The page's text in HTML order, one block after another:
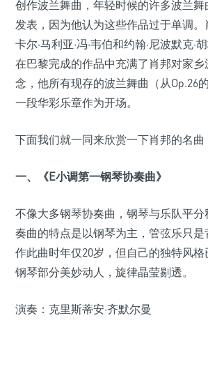
创作波兰舞曲，年轻时候的许多波兰
发表，因为他认为这些作品过于单调
卡尔·马利亚·冯·韦伯和约翰·尼波默克·
在巴黎完成的作品中充满了肖邦对家
念，他所有现存的波兰舞曲（从Op.26
一段华彩乐章作为开场。
下面我们就一同来欣赏一下肖邦的名曲
一、《E小调第一钢琴协奏曲》
不像大多钢琴协奏曲，钢琴与乐队平
奏曲的特点是以钢琴为主，管弦乐只
作此曲时年仅20岁，但自己的独特风
钢琴部分美妙动人，旋律晶莹剔透。
演奏：克里斯蒂安·齐默尔曼